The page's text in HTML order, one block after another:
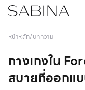
หน้าหลัก/บทความ
กางเกงใน
สบายที่ออกแ